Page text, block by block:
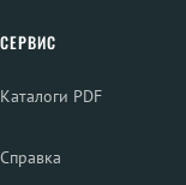
СЕРВИС
Каталоги PDF
Справка